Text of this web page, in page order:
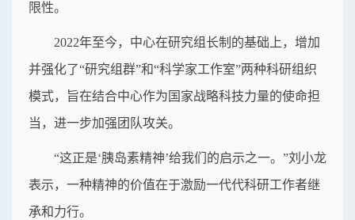
限性。
2022年至今，中心在研究组长制的基础上，增加
并强化了“研究组群”和“科学家工作室”两种科研组织
模式，旨在结合中心作为国家战略科技力量的使命担
当，进一步加强团队攻关。
“这正是‘胰岛素精神’给我们的启示之一。”刘小龙
表示，一种精神的价值在于激励一代代科研工作者继
承和力行。